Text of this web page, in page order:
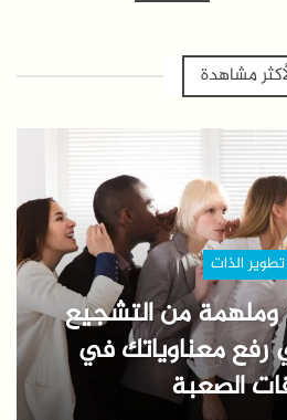
مشاهدة
تطوير الذات
وملهمة من التشجيع
رفع معناوياتك في
الصعبة